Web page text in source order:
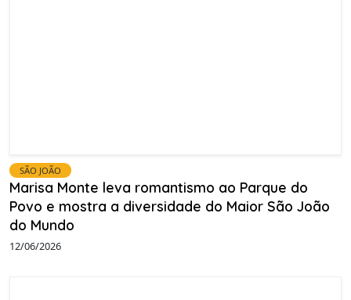
SÃO JOÃO
Marisa Monte leva romantismo ao Parque do
Povo e mostra a diversidade do Maior São João
do Mundo
12/06/2026